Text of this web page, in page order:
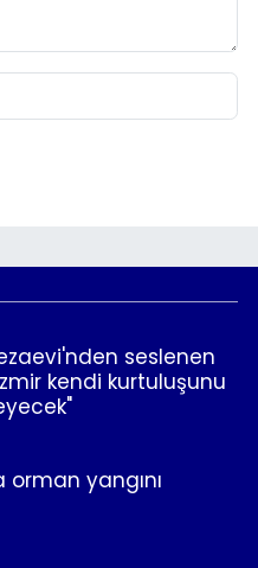
seslenen
kendi kurtuluşunu
orman yangını